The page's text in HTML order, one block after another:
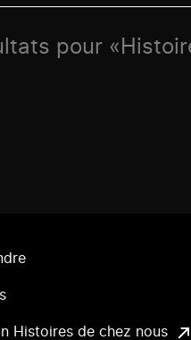
pour
Histoires de chez nous